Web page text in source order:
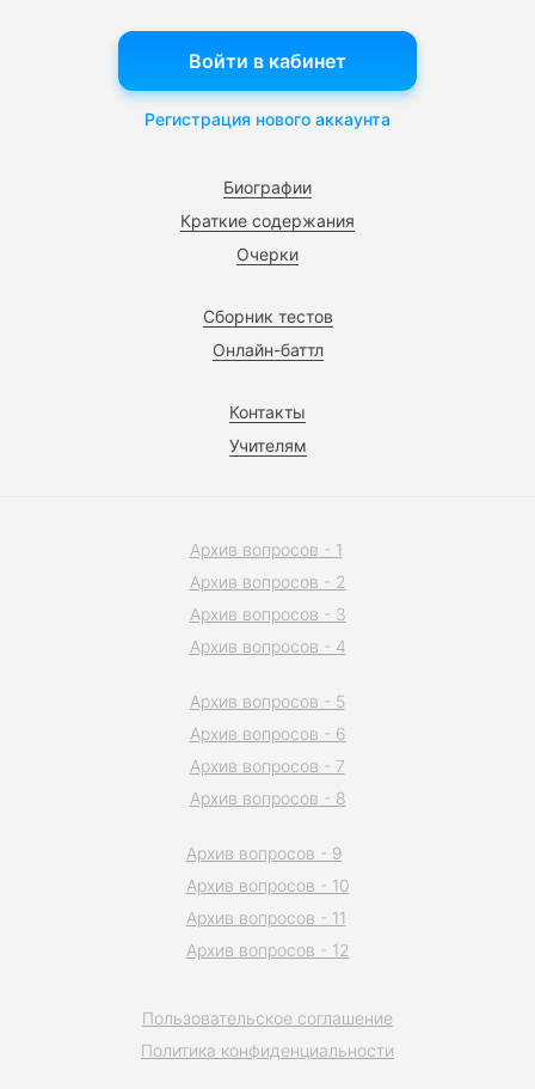
Биографии
Краткие содержания
Очерки
Сборник тестов
Онлайн-баттл
Контакты
Учителям
Войти в кабинет
Регистрация нового аккаунта
Пользовательское соглашение
Политика конфиденциальности
Архив вопросов - 1
Архив вопросов - 2
Архив вопросов - 3
Архив вопросов - 4
Архив вопросов - 5
Архив вопросов - 6
Архив вопросов - 7
Архив вопросов - 8
Архив вопросов - 9
Архив вопросов - 10
Архив вопросов - 11
Архив вопросов - 12